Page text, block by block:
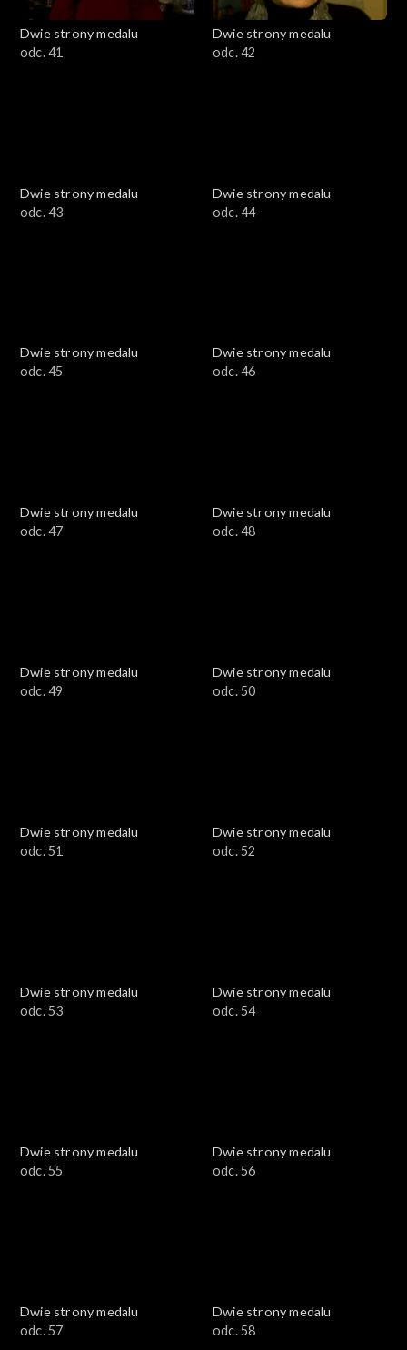
Dwie strony medalu
odc. 41
Dwie strony medalu
odc. 42
Dwie strony medalu
odc. 43
Dwie strony medalu
odc. 44
Dwie strony medalu
odc. 45
Dwie strony medalu
odc. 46
Dwie strony medalu
odc. 47
Dwie strony medalu
odc. 48
Dwie strony medalu
odc. 49
Dwie strony medalu
odc. 50
Dwie strony medalu
odc. 51
Dwie strony medalu
odc. 52
Dwie strony medalu
odc. 53
Dwie strony medalu
odc. 54
Dwie strony medalu
odc. 55
Dwie strony medalu
odc. 56
Dwie strony medalu
odc. 57
Dwie strony medalu
odc. 58